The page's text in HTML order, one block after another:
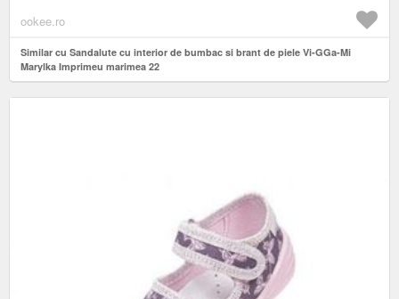
ookee.ro
Similar cu Sandalute cu interior de bumbac si brant de piele Vi-GGa-Mi
Marylka Imprimeu marimea 22